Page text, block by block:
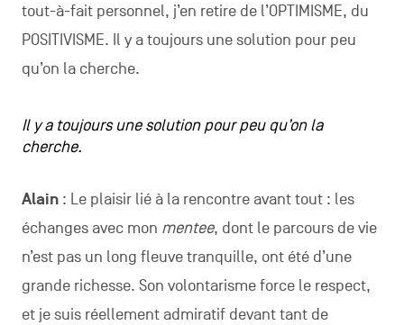
tout-à-fait personnel, j’en retire de l’OPTIMISME, du
POSITIVISME. Il y a toujours une solution pour peu
qu’on la cherche.
Il y a toujours une solution pour peu qu’on la
cherche.
Alain: Le plaisir lié à la rencontre avant tout : les
échanges avec mon mentee, dont le parcours de vie
n’est pas un long fleuve tranquille, ont été d’une
grande richesse. Son volontarisme force le respect,
et je suis réellement admiratif devant tant de